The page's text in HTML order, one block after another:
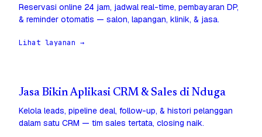
Reservasi online 24 jam, jadwal real-time, pembayaran DP,
& reminder otomatis — salon, lapangan, klinik, & jasa.
Lihat layanan →
Jasa Bikin Aplikasi CRM & Sales di Nduga
Kelola leads, pipeline deal, follow-up, & histori pelanggan
dalam satu CRM — tim sales tertata, closing naik.